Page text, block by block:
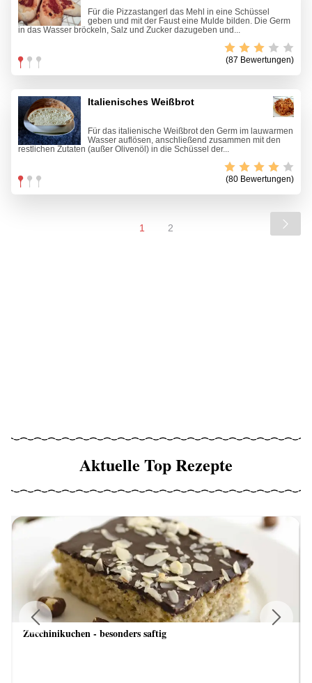
Für die Pizzastangerl das Mehl in eine Schüssel
geben und mit der Faust eine Mulde bilden. Die Germ
in das Wasser bröckeln, Salz und Zucker dazugeben und...
(87 Bewertungen)
Italienisches Weißbrot
Für das italienische Weißbrot den Germ im lauwarmen
Wasser auflösen, anschließend zusammen mit den
restlichen Zutaten (außer Olivenöl) in die Schüssel der...
(80 Bewertungen)
1 2
Aktuelle Top Rezepte
Zucchinikuchen - besonders saftig
Previous